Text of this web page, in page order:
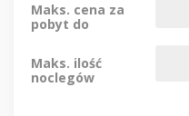
Maks. cena za
pobyt do
Maks. ilość
noclegów